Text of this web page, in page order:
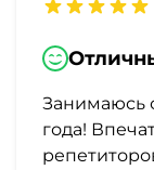
Занимаюсь
года!